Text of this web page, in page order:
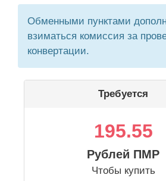
Обменными пунктами
взиматься комиссия за
конвертации.
Требуется
195.55
Рублей ПМР
Чтобы купить